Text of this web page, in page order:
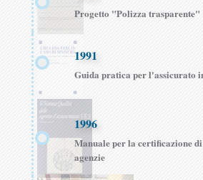
Progetto "Polizza trasparente"
1991
Guida pratica per l'assicurato
1996
Manuale per la certificazione
agenzie